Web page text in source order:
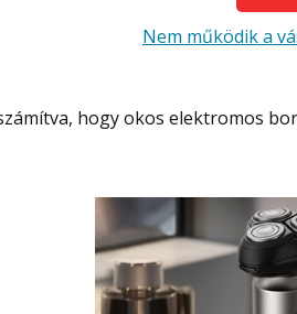
Nem működik a